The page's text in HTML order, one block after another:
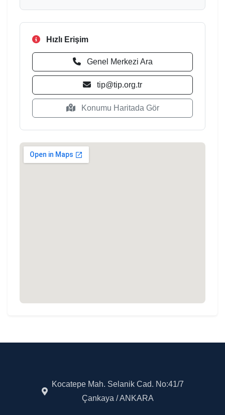
Hızlı Erişim
Genel Merkezi Ara
tip@tip.org.tr
Konumu Haritada Gör
Kocatepe Mah. Selanik Cad. No:41/7
Çankaya / ANKARA